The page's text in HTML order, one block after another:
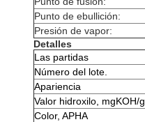
Punto de ebullición:
Presión de vapor:
Detalles
Las partidas
Número del lote.
Apariencia
Valor hidroxilo, mgKOH/g
Color, APHA